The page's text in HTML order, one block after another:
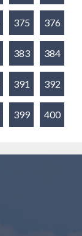
375 376
383 384
391 392
399 400